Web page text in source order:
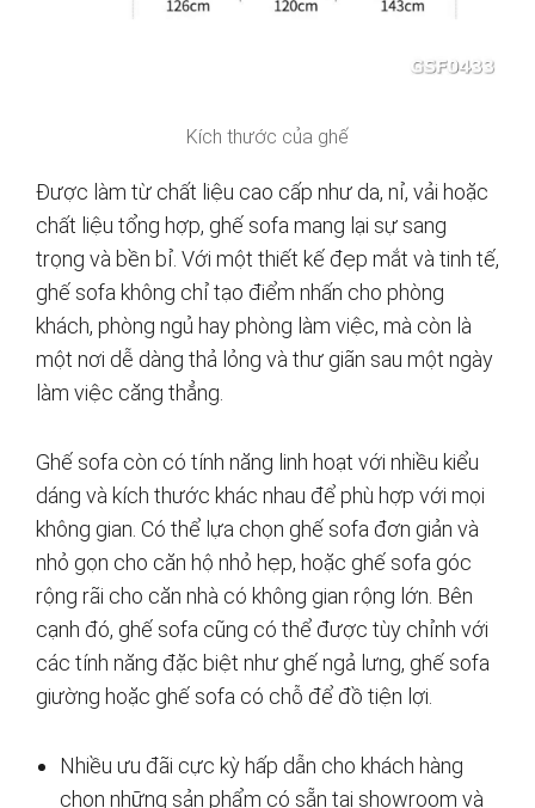
Kích thước của ghế
Được làm từ chất liệu cao cấp như da, nỉ, vải hoặc
chất liệu tổng hợp, ghế sofa mang lại sự sang
trọng và bền bỉ. Với một thiết kế đẹp mắt và tinh tế,
ghế sofa không chỉ tạo điểm nhấn cho phòng
khách, phòng ngủ hay phòng làm việc, mà còn là
một nơi dễ dàng thả lỏng và thư giãn sau một ngày
làm việc căng thẳng.
Ghế sofa còn có tính năng linh hoạt với nhiều kiểu
dáng và kích thước khác nhau để phù hợp với mọi
không gian. Có thể lựa chọn ghế sofa đơn giản và
nhỏ gọn cho căn hộ nhỏ hẹp, hoặc ghế sofa góc
rộng rãi cho căn nhà có không gian rộng lớn. Bên
cạnh đó, ghế sofa cũng có thể được tùy chỉnh với
các tính năng đặc biệt như ghế ngả lưng, ghế sofa
giường hoặc ghế sofa có chỗ để đồ tiện lợi.
Nhiều ưu đãi cực kỳ hấp dẫn cho khách hàng
chọn những sản phẩm có sẵn tại showroom và